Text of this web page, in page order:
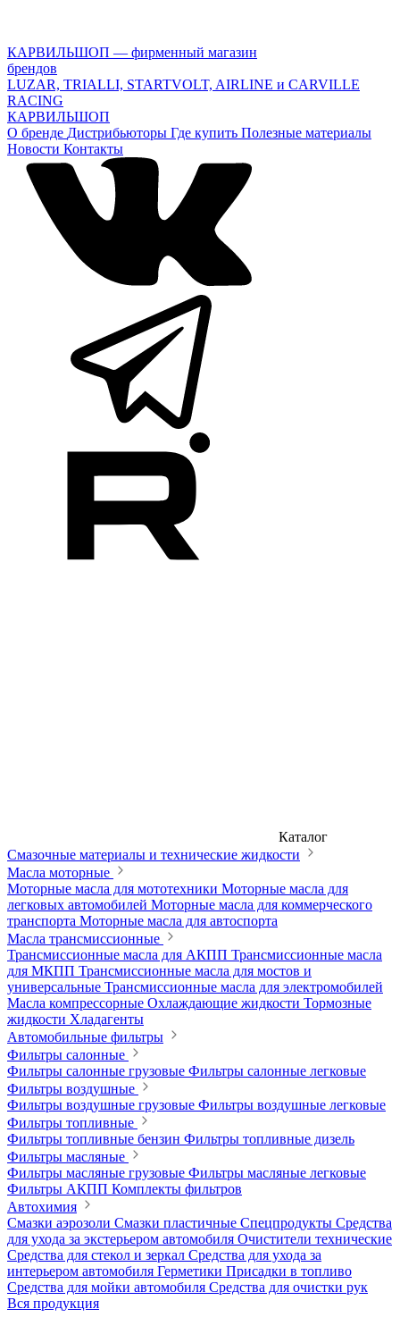
КАРВИЛЬШОП — фирменный магазин
брендов
LUZAR, TRIALLI, STARTVOLT, AIRLINE и CARVILLE
RACING
КАРВИЛЬШОП
О бренде Дистрибьюторы Где купить Полезные материалы
Новости Контакты
Каталог
Смазочные материалы и технические жидкости
Масла моторные
Моторные масла для мототехники Моторные масла для
легковых автомобилей Моторные масла для коммерческого
транспорта Моторные масла для автоспорта
Масла трансмиссионные
Трансмиссионные масла для АКПП Трансмиссионные масла
для МКПП Трансмиссионные масла для мостов и
универсальные Трансмиссионные масла для электромобилей
Масла компрессорные Охлаждающие жидкости Тормозные
жидкости Хладагенты
Автомобильные фильтры
Фильтры салонные
Фильтры салонные грузовые Фильтры салонные легковые
Фильтры воздушные
Фильтры воздушные грузовые Фильтры воздушные легковые
Фильтры топливные
Фильтры топливные бензин Фильтры топливные дизель
Фильтры масляные
Фильтры масляные грузовые Фильтры масляные легковые
Фильтры АКПП Комплекты фильтров
Автохимия
Смазки аэрозоли Смазки пластичные Спецпродукты Средства
для ухода за экстерьером автомобиля Очистители технические
Средства для стекол и зеркал Средства для ухода за
интерьером автомобиля Герметики Присадки в топливо
Средства для мойки автомобиля Средства для очистки рук
Вся продукция